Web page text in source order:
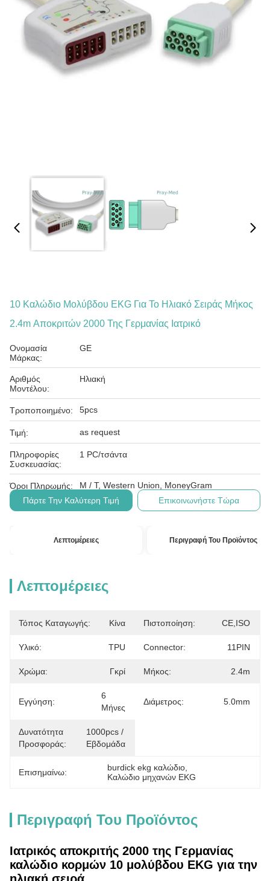
10 Καλώδιο Μολύβδου EKG Για Το Ηλιακό Σειράς Μήκος
2.4m Αποκριτών 2000 Της Γερμανίας Ιατρικό
Ονομασία
Μάρκας:
GE
Αριθμός
Μοντέλου:
Ηλιακή
Τροποποιημένο: 5pcs
Τιμή: as request
Πληροφορίες
Συσκευασίας:
1 PC/τσάντα
Όροι Πληρωμής:
Μ / Τ, Western Union, MoneyGram
Πάρτε Την Καλύτερη Τιμή
Επικοινωνήστε Τώρα
Λεπτομέρειες Περιγραφή Του Προϊόντος
Λεπτομέρειες
Τόπος Καταγωγής: Κίνα Πιστοποίηση: CE,ISO
Υλικό: TPU Connector: 11PIN
Χρώμα: Γκρί Μήκος: 2.4m
Εγγύηση:
6
Μήνες
Διάμετρος: 5.0mm
Δυνατότητα
Προσφοράς:
1000pcs /
Εβδομάδα
Επισημαίνω: burdick ekg καλώδιο
Καλώδιο μηχανών EKG
Περιγραφή Του Προϊόντος
Ιατρικός αποκριτής 2000 της Γερμανίας
καλώδιο κορμών 10 μολύβδου EKG για την